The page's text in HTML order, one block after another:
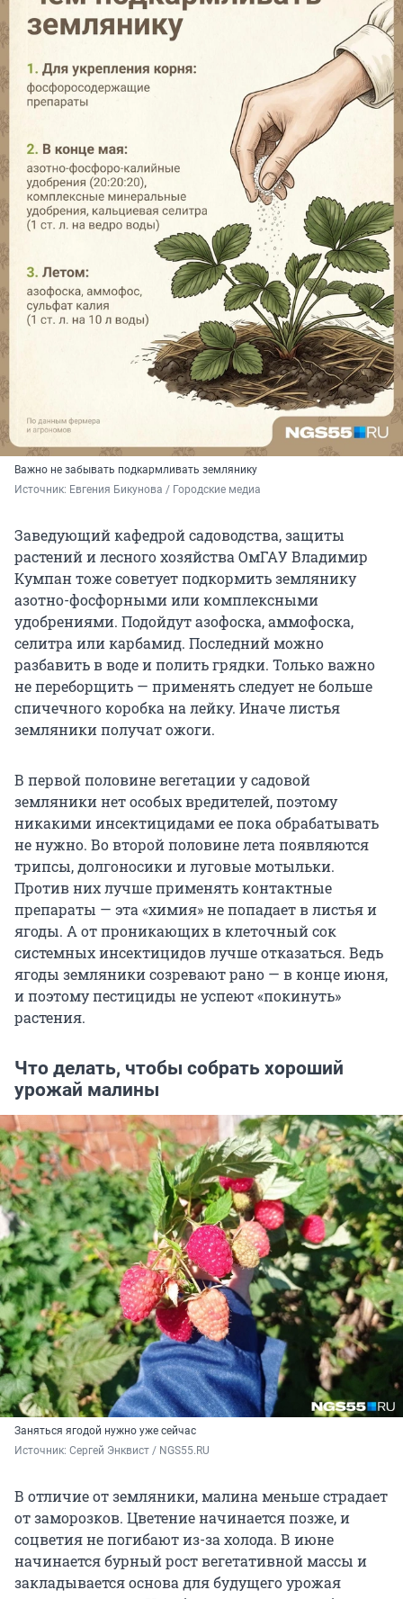
Важно не забывать подкармливать землянику
Источник: Евгения Бикунова / Городские медиа
Заведующий кафедрой садоводства, защиты
растений и лесного хозяйства ОмГАУ Владимир
Кумпан тоже советует подкормить землянику
азотно-фосфорными или комплексными
удобрениями. Подойдут азофоска, аммофоска,
селитра или карбамид. Последний можно
разбавить в воде и полить грядки. Только важно
не переборщить — применять следует не больше
спичечного коробка на лейку. Иначе листья
земляники получат ожоги.
В первой половине вегетации у садовой
земляники нет особых вредителей, поэтому
никакими инсектицидами ее пока обрабатывать
не нужно. Во второй половине лета появляются
трипсы, долгоносики и луговые мотыльки.
Против них лучше применять контактные
препараты — эта «химия» не попадает в листья и
ягоды. А от проникающих в клеточный сок
системных инсектицидов лучше отказаться. Ведь
ягоды земляники созревают рано — в конце июня,
и поэтому пестициды не успеют «покинуть»
растения.
Что делать, чтобы собрать хороший
урожай малины
Заняться ягодой нужно уже сейчас
Источник: Сергей Энквист / NGS55.RU
В отличие от земляники, малина меньше страдает
от заморозков. Цветение начинается позже, и
соцветия не погибают из-за холода. В июне
начинается бурный рост вегетативной массы и
закладывается основа для будущего урожая